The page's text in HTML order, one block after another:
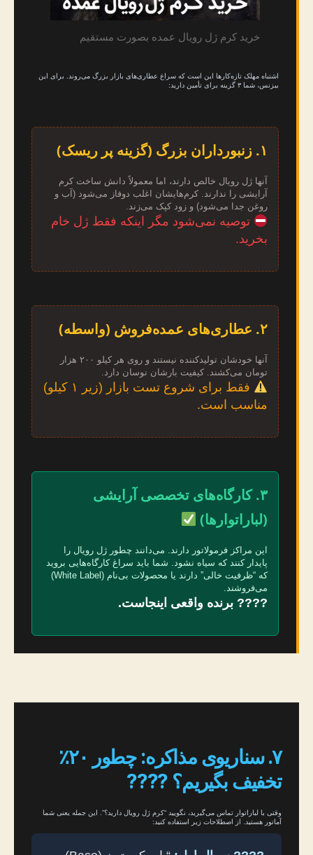
خرید کرم ژل رویال عمده بصورت مستقیم
اشتباه مهلک تازه‌کارها این است که سراغ عطاری‌های بازار بزرگ می‌روند. برای این
بیزنس، شما ۳ گزینه برای تأمین دارید:
۱. زنبورداران بزرگ (گزینه پر ریسک)
آنها ژل رویال خالص دارند، اما معمولاً دانش ساخت کرم
آرایشی را ندارند. کرم‌هایشان اغلب دو‌فاز می‌شود (آب و
روغن جدا می‌شود) و زود کپک می‌زند.
توصیه نمی‌شود مگر اینکه فقط ژل خام
بخرید.
۲. عطاری‌های عمده‌فروش (واسطه)
آنها خودشان تولیدکننده نیستند و روی هر کیلو ۲۰۰ هزار
تومان می‌کشند. کیفیت بارشان نوسان دارد.
فقط برای شروع تست بازار (زیر ۱ کیلو)
مناسب است.
۳. کارگاه‌های تخصصی آرایشی
(لباراتوارها)
این مراکز فرمولاتور دارند. می‌دانند چطور ژل رویال را
پایدار کنند که سیاه نشود. شما باید سراغ کارگاه‌هایی بروید
که “ظرفیت خالی” دارند یا محصولات بی‌نام (White Label)
می‌فروشند.
???? برنده واقعی اینجاست.
۷. سناریوی مذاکره: چطور ۲۰٪
تخفیف بگیریم؟ ????️
وقتی با لباراتوار تماس می‌گیرید، نگویید “کرم ژل رویال دارید؟”. این جمله یعنی شما
آماتور هستید. از اصطلاحات زیر استفاده کنید: